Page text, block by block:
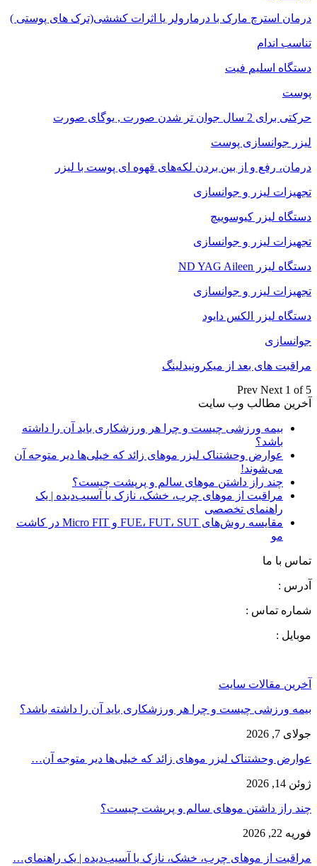
درمان استرچ مارک با درمارولر یا اثرات کششی(ترک های پوستی )
تناسب اندام
دستگاه اسلیم فیت
پوست
حرکتی برای 2 سال جوان تر شدن صورت , یوگای صورت
لیزر جوانسازی پوست
درمان، رفع و از بین بردن لکه‌های قهوه ای پوست با لیزر
تجهیزات لیزر و جوانسازی
دستگاه لیزر کیوسوییچ
تجهیزات لیزر و جوانسازی
دستگاه لیزر ND YAG Aileen
تجهیزات لیزر و جوانسازی
دستگاه لیزر الکس دایود
جوانسازی
مراقبت های بعد از میکرونیدلینگ
Prev Next 1 of 5
آخرین مطالب وب سایت
بیمه ورزشی چیست و چرا هر ورزشکاری باید آن را داشته
باشد؟
عوارض وحشتناک لیزر موهای زائد که خیلی‌ها دیر متوجه آن
می‌شوند!
چند راز داشتن موهای سالم و پرپشت چیست؟
مراقبت از موهای چرب، خشک، نازک یا آسیب‌دیده | یک
راهنمای تخصصی
مقایسه روش‌های FUE، FUT، SUT و Micro FIT در کاشت
مو
تماس با ما
آدرس :
شماره تماس :
موبایل :
آخرین مقالات سایت
بیمه ورزشی چیست و چرا هر ورزشکاری باید آن را داشته باشد؟
جولای 7, 2026
عوارض وحشتناک لیزر موهای زائد که خیلی‌ها دیر متوجه آن…
ژوئن 14, 2026
چند راز داشتن موهای سالم و پرپشت چیست؟
فوریه 22, 2026
مراقبت از موهای چرب، خشک، نازک یا آسیب‌دیده | یک راهنمای…